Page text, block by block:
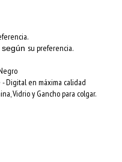
según su preferencia.
Digital en máxima calidad
Vidrio y Gancho para colgar.